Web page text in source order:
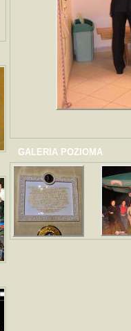
GALERIA POZIOMA